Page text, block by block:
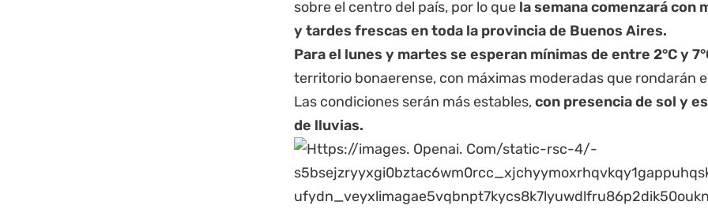
sobre el centro del país, por lo que la semana comenzará con
y tardes frescas en toda la provincia de Buenos Aires.
Para el lunes y martes se esperan mínimas de entre 2°C y
territorio bonaerense, con máximas moderadas que rondarán
Las condiciones serán más estables,con presencia de sol y
de lluvias.